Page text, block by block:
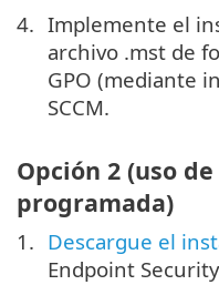
Implemente el
archivo .mst de
GPO (mediante
SCCM.
Opción 2 (uso
programada)
Descargue el
Endpoint